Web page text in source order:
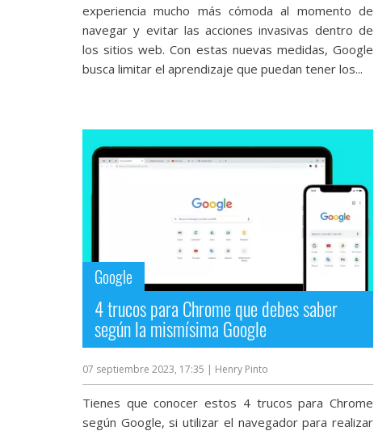
comunicación
experiencia mucho más cómoda al momento de
navegar y evitar las acciones invasivas dentro de
los sitios web. Con estas nuevas medidas, Google
busca limitar el aprendizaje que puedan tener los...
Google
4 trucos para Chrome que debes saber
según la mismísima Google
07 septiembre 2023, 17:35 | Henry Pinto
Tienes que conocer estos 4 trucos para Chrome
según Google, si utilizar el navegador para realizar